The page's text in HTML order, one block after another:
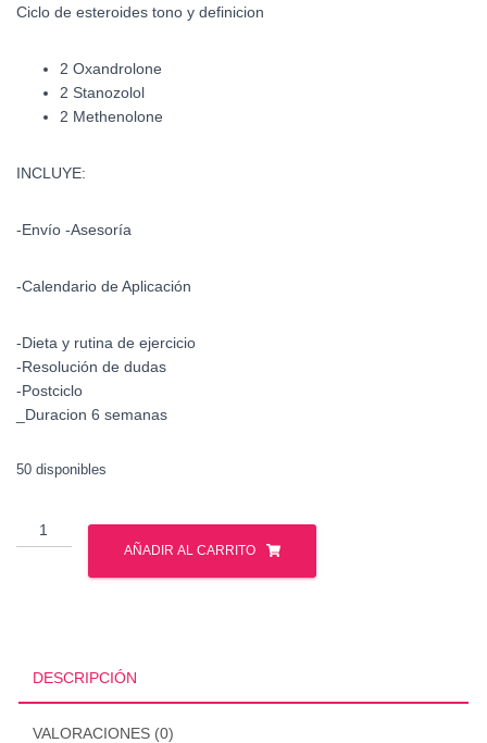
Ciclo de esteroides tono y definicion
2 Oxandrolone
2 Stanozolol
2 Methenolone
INCLUYE:
-Envío -Asesoría
-Calendario de Aplicación
-Dieta y rutina de ejercicio
-Resolución de dudas
-Postciclo
_Duracion 6 semanas
50 disponibles
Ciclo
de
esteroides
AÑADIR AL CARRITO
DESCRIPCIÓN
VALORACIONES (0)